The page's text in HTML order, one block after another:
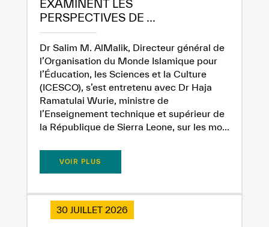
EXAMINENT LES
PERSPECTIVES DE ...
Dr Salim M. AlMalik, Directeur général de
l’Organisation du Monde Islamique pour
l’Éducation, les Sciences et la Culture
(ICESCO), s’est entretenu avec Dr Haja
Ramatulai Wurie, ministre de
l’Enseignement technique et supérieur de
la République de Sierra Leone, sur les mo...
VOIR PLUS
30 JUILLET 2026